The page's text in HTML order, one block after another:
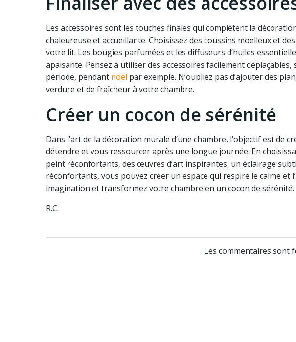
Les accessoires sont les touches finales qui complètent la
chaleureuse et accueillante. Choisissez des coussins moelleux et
votre lit. Les bougies parfumées et les diffuseurs d’huiles
apaisante. Pensez à utiliser des accessoires facilement
période, pendant noël par exemple. N’oubliez pas d’ajouter des
verdure et de fraîcheur à votre chambre.
Créer un cocon de sérénité
Dans l’art de la décoration murale d’une chambre, l’objectif est de
détendre et vous ressourcer après une longue journée. En
peint réconfortants, des œuvres d’art inspirantes, un éclairage
réconfortants, vous pouvez créer un espace qui respire le calme et
imagination et transformez votre chambre en un cocon de sérénité.
R.C.
Les commentaires sont